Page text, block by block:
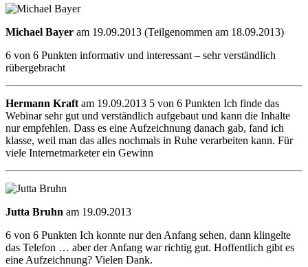
Michael Bayer am 19.09.2013 (Teilgenommen am 18.09.2013)
6 von 6 Punkten informativ und interessant – sehr verständlich
rübergebracht
Hermann Kraft am 19.09.2013 5 von 6 Punkten Ich finde das
Webinar sehr gut und verständlich aufgebaut und kann die Inhalte
nur empfehlen. Dass es eine Aufzeichnung danach gab, fand ich
klasse, weil man das alles nochmals in Ruhe verarbeiten kann. Für
viele Internetmarketer ein Gewinn
Jutta Bruhn am 19.09.2013
6 von 6 Punkten Ich konnte nur den Anfang sehen, dann klingelte
das Telefon … aber der Anfang war richtig gut. Hoffentlich gibt es
eine Aufzeichnung? Vielen Dank.